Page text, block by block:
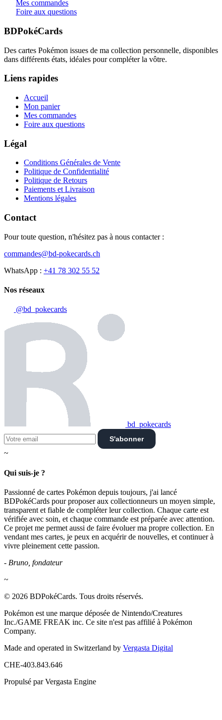
Mes commandes
Foire aux questions
BDPokéCards
Des cartes Pokémon issues de ma collection personnelle, disponibles
dans différents états, idéales pour compléter la vôtre.
Liens rapides
Accueil
Mon panier
Mes commandes
Foire aux questions
Légal
Conditions Générales de Vente
Politique de Confidentialité
Politique de Retours
Paiements et Livraison
Mentions légales
Contact
Pour toute question, n'hésitez pas à nous contacter :
commandes@bd-pokecards.ch
WhatsApp : +41 78 302 55 52
Nos réseaux
@bd_pokecards
bd_pokecards
S'abonner
~
Qui suis-je ?
Passionné de cartes Pokémon depuis toujours, j'ai lancé
BDPokéCards pour proposer aux collectionneurs un moyen simple,
transparent et fiable de compléter leur collection. Chaque carte est
vérifiée avec soin, et chaque commande est préparée avec attention.
Ce projet me permet aussi de faire évoluer ma propre collection. En
vendant mes cartes, je peux en acquérir de nouvelles, et continuer à
vivre pleinement cette passion.
- Bruno, fondateur
~
© 2026 BDPokéCards. Tous droits réservés.
Pokémon est une marque déposée de Nintendo/Creatures
Inc./GAME FREAK inc. Ce site n'est pas affilié à Pokémon
Company.
Made and operated in Switzerland by Vergasta Digital
CHE-403.843.646
Propulsé par Vergasta Engine